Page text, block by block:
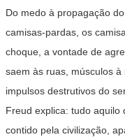
Do medo à propagação
camisas-pardas, os
choque, a vontade de
saem às ruas, músculos
impulsos destrutivos do
Freud explica: tudo aquilo
contido pela civilização,